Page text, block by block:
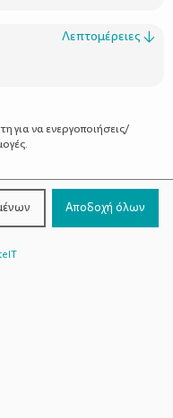
σταθερό,
Λεπτομέρειες ↓
για να ενεργοποιήσεις/
Αποδοχή όλων